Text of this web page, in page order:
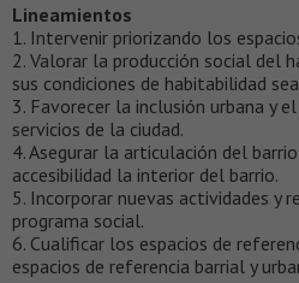
Lineamientos
1. Intervenir priorizando los
2. Valorar la producción social del
sus condiciones de habitabilidad
3. Favorecer la inclusión urbana y
servicios de la ciudad.
4. Asegurar la articulación del
accesibilidad la interior del barrio.
5. Incorporar nuevas actividades y
programa social.
6. Cualificar los espacios de
espacios de referencia barrial y